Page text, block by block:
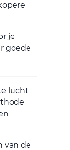
je
goede
lucht
van de